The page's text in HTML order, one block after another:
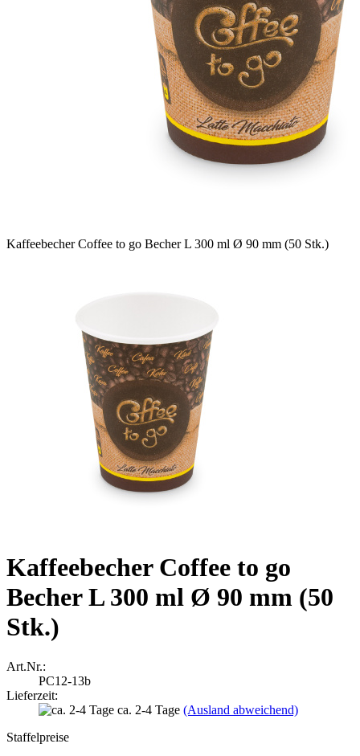
Kaffeebecher Coffee to go Becher L 300 ml Ø 90 mm (50 Stk.)
Kaffeebecher Coffee to go
Becher L 300 ml Ø 90 mm (50
Stk.)
Art.Nr.:
PC12-13b
Lieferzeit:
ca. 2-4 Tage (Ausland abweichend)
Staffelpreise